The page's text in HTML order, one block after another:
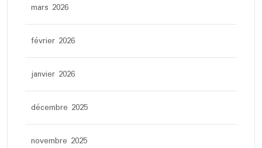
mars 2026
février 2026
janvier 2026
décembre 2025
novembre 2025